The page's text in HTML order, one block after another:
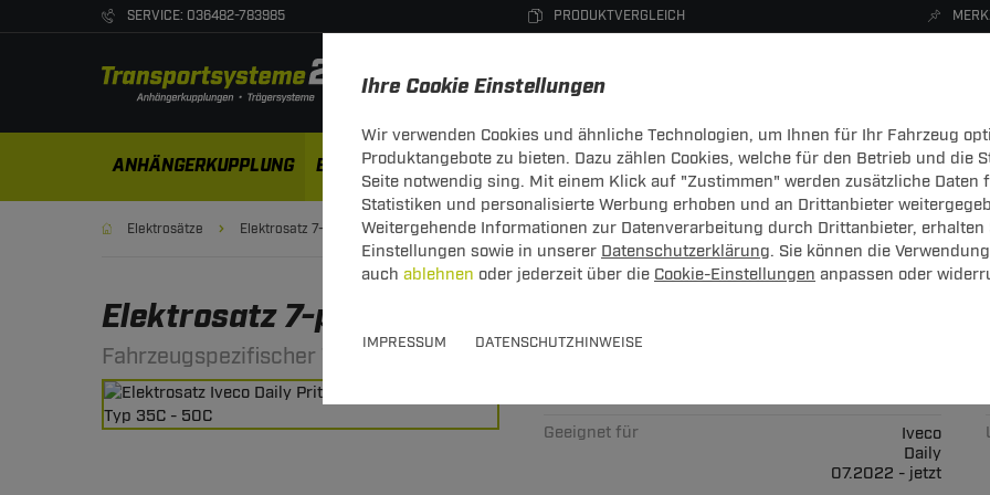
Ihre Cookie Einstellungen
Wir verwenden Cookies und ähnliche Technologien, um Ihnen für Ihr Fahrzeug
Produktangebote zu bieten. Dazu zählen Cookies, welche für den Betrieb und die
Seite notwendig sing. Mit einem Klick auf "Zustimmen" werden zusätzliche Daten
Statistiken und personalisierte Werbung erhoben und an Drittanbieter
Weitergehende Informationen zur Datenverarbeitung durch Drittanbieter, erhalten
Einstellungen sowie in unserer Datenschutzerklärung. Sie können die
auch ablehnen oder jederzeit über die Cookie-Einstellungen anpassen oder
IMPRESSUM DATENSCHUTZHINWEISE
SERVICE: 036482-783985 PRODUKTVERGLEICH
ANHÄNGERKUPPLUNG ELEKTROSÄTZE DACHTRÄGER DACHBOXEN FAHRRADTRÄGER ZUBEHÖR
Elektrosätze Elektrosatz 7-polig
Elektrosatz 7-pol. von ECS Electronics: Iveco Daily Pritsche
Fahrzeugspezifischer 7-poliger Elektrosatz
Geeignet für
Iveco
Daily
07.2022 - jetzt